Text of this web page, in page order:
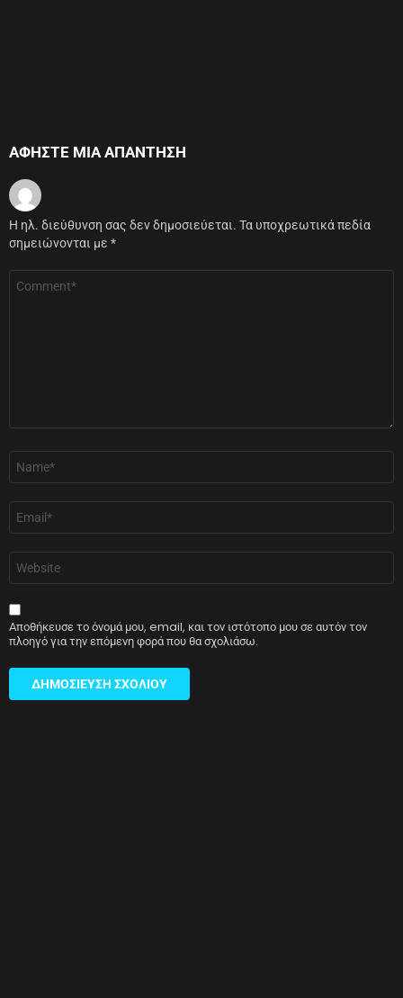
ΑΦΉΣΤΕ ΜΙΑ ΑΠΆΝΤΗΣΗ
Η ηλ. διεύθυνση σας δεν δημοσιεύεται. Τα υποχρεωτικά πεδία
σημειώνονται με *
Σχόλιο
Όνομα
Email
Ιστότοπος
Αποθήκευσε το όνομά μου, email, και τον ιστότοπο μου σε αυτόν τον
πλοηγό για την επόμενη φορά που θα σχολιάσω.